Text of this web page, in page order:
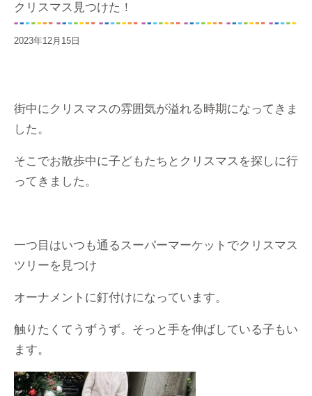
クリスマス見つけた！
2023年12月15日
街中にクリスマスの雰囲気が溢れる時期になってきま
した。
そこでお散歩中に子どもたちとクリスマスを探しに行
ってきました。
一つ目はいつも通るスーパーマーケットでクリスマス
ツリーを見つけ
オーナメントに釘付けになっています。
触りたくてうずうず。そっと手を伸ばしている子もい
ます。